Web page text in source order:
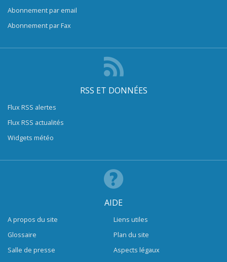
Abonnement par email
Abonnement par Fax
RSS ET DONNÉES
Flux RSS alertes
Flux RSS actualités
Widgets météo
AIDE
A propos du site
Glossaire
Salle de presse
Liens utiles
Plan du site
Aspects légaux